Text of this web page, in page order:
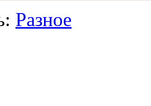
Разное